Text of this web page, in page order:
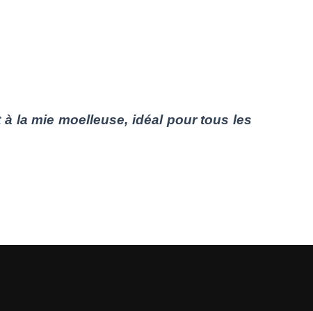
la mie moelleuse, idéal pour tous les